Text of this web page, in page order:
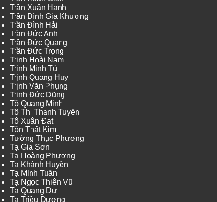
Trần Xuân Hạnh
Trần Đình Gia Khương
Trần Đình Hải
Trần Đức Anh
Trần Đức Quang
Trần Đức Trọng
Trịnh Hoài Nam
Trịnh Minh Tú
Trịnh Quang Huy
Trịnh Văn Phụng
Trịnh Đức Dũng
Tô Quang Minh
Tô Thị Thanh Tuyền
Tô Xuân Đạt
Tôn Thất Kim
Tường Thục Phương
Tạ Gia Sơn
Tạ Hoàng Phương
Tạ Khánh Huyền
Tạ Minh Tuân
Tạ Ngọc Thiên Vũ
Tạ Quang Dự
Tạ Triều Dương